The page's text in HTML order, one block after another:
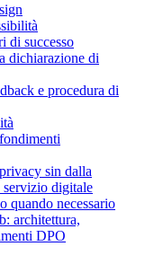
di successo
dichiarazione di
e procedura di
sin dalla
servizio digitale
quando necessario
architettura,
DPO